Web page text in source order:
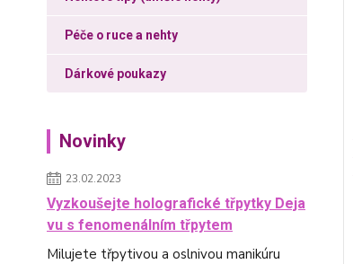
Péče o ruce a nehty
Dárkové poukazy
Novinky
23.02.2023
Vyzkoušejte holografické třpytky Deja
vu s fenomenálním třpytem
Milujete třpytivou a oslnivou manikúru